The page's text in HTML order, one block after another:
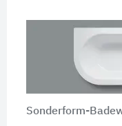
Sonderform-